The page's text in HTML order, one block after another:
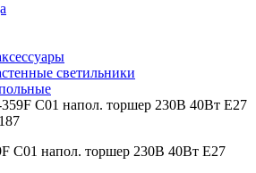
светильники
C01 напол. торшер 230В 40Вт E27